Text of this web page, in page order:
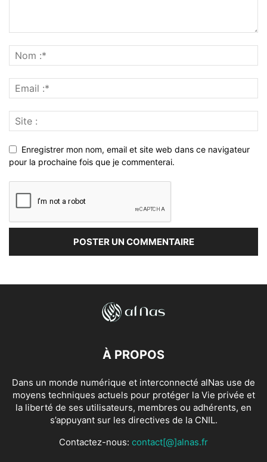
Enregistrer mon nom, email et site web dans ce navigateur
pour la prochaine fois que je commenterai.
À PROPOS
Dans un monde numérique et interconnecté alNas use de
moyens techniques actuels pour protéger la Vie privée et
la liberté de ses utilisateurs, membres ou adhérents, en
s’appuyant sur les directives de la CNIL.
Contactez-nous: contact[@]alnas.fr